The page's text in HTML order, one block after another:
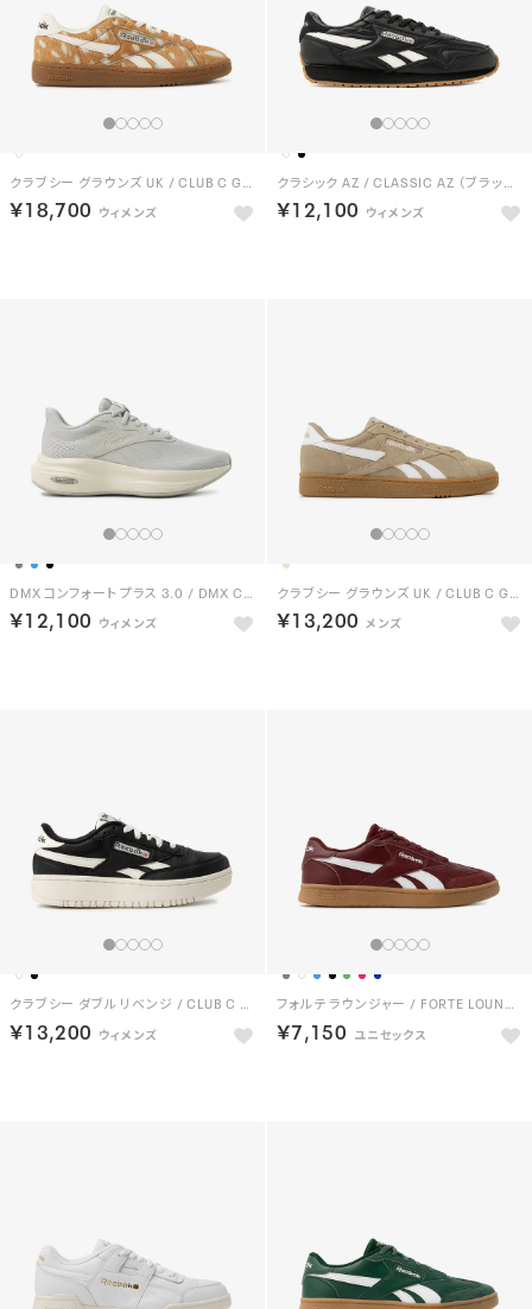
クラブシー グラウンズ UK / CLUB C GROUNDS UK （チョーク）
￥18,700
クラシック AZ / CLASSIC AZ （ブラック）
￥12,100
DMX コンフォート プラス 3.0 / DMX COMFORT + 3.0 （グレー）
￥12,100
クラブシー グラウンズ UK / CLUB C GROUNDS UK （ベージュ）
￥13,200
クラブシー ダブル リベンジ / CLUB C DOUBLE REVENGE （ブラック）
￥13,200
フォルテ ラウンジャー / FORTE LOUNGER （バーガンディー）
￥7,150